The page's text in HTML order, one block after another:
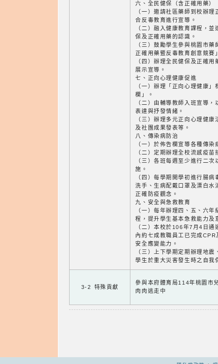
六、全民健保（含正確用藥）
（一）邀請社區藥師到校辦
合反毒教育進行宣導。
（二）融入健康教育課程，
保及正確用藥的認識。
（三）鼓勵學生參與桃園市
正確用藥暨反毒教育創意競賽
（四）辦理全民健保及正確
展示宣導。
七、正向心理健康促進
（一）辦理「正向心理健康
欄」。
（二）由輔導教師入班宣導
表達與抒發情緒。
（三）辦理多元正向心理健
及社團成果發表等。
八、傳染病防治
（一）於佈告欄宣導各種傳染
（二）定期辦理全校流感疫
（三）各班每週至少進行二
施。
（四）每學期開學初進行腸
洗手、生病配戴口罩及漂白水
正確防疫觀念。
九、安全與急救教育
（一）每年辦理四、五、六
程，提升學生基本急救能力及
（二）本校於106年7月4日
內約七成教職員工已完成
安全應變能力。
（三）上下學期定期辦理地
學生於重大災害發生時之自我
3-2 特殊貢獻
參與本府體育局114年桃園市
肉肉逃走中